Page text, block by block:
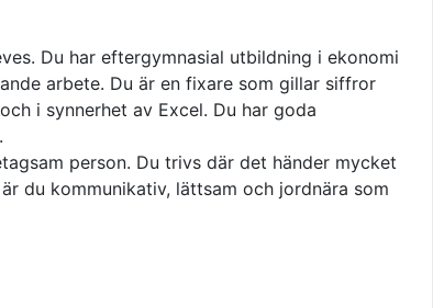
Du har eftergymnasial utbildning i ekonomi
arbete. Du är en fixare som gillar siffror
i synnerhet av Excel. Du har goda
person. Du trivs där det händer mycket
du kommunikativ, lättsam och jordnära som